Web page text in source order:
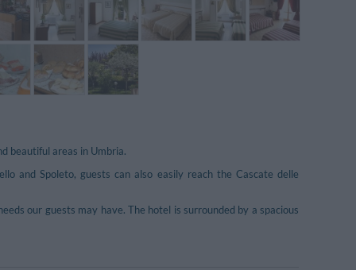
beautiful areas in Umbria.
and Spoleto, guests can also easily reach the Cascate delle
our guests may have. The hotel is surrounded by a spacious